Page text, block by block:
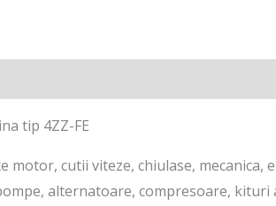
tip 4ZZ-FE
motor, cutii viteze, chiulase,
alternatoare, compresoare,